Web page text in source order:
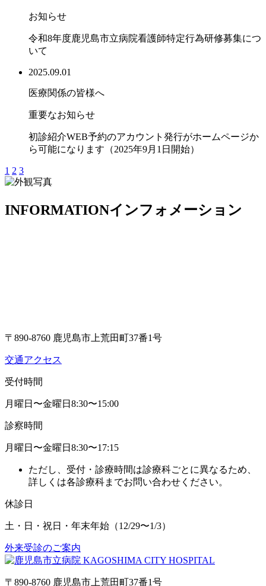
お知らせ
令和8年度鹿児島市立病院看護師特定行為研修募集につ
いて
2025.09.01
医療関係の皆様へ
重要なお知らせ
初診紹介WEB予約のアカウント発行がホームページか
ら可能になります（2025年9月1日開始）
1 2 3
INFORMATIONインフォメーション
〒890-8760 鹿児島市上荒田町37番1号
交通アクセス
受付時間
月曜日〜金曜日 8:30〜15:00
診察時間
月曜日〜金曜日 8:30〜17:15
ただし、受付・診療時間は診療科ごとに異なるため、
詳しくは各診療科までお問い合わせください。
休診日
土・日・祝日・年末年始 （12/29〜1/3）
外来受診のご案内
〒890-8760 鹿児島市上荒田町37番1号